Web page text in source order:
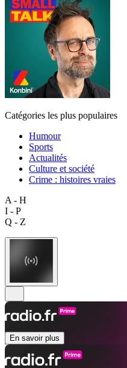
Catégories les plus populaires
Humour
Sports
Actualités
Culture et société
Crime : histoires vraies
A - H
I - P
Q - Z
En savoir plus